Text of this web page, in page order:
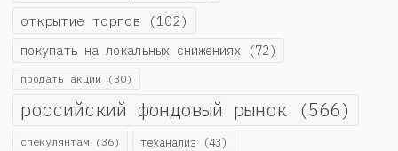
открытие торгов (102)
покупать на локальных снижениях (72)
продать акции (30)
российский фондовый рынок (566)
спекулянтам (36) теханализ (43)